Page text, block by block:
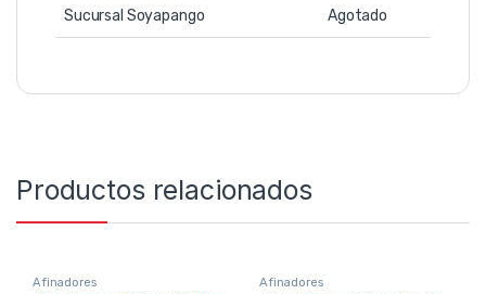
Sucursal Soyapango Agotado
Productos relacionados
Afinadores Afinadores